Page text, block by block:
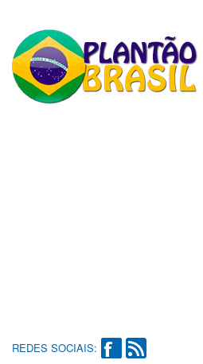
REDES SOCIAIS: